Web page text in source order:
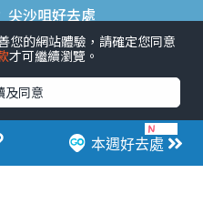
本週好去處
尖沙咀好去處
好去處 旺角好去處 社會
#美食社群熱話
用程式
#限時搶
戶中心 #著數 #網絡熱話
的網站體驗，請確定您同意
才可繼續瀏覽。
及同意